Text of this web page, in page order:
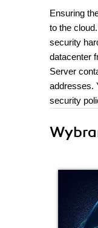
Ensuring
to the
security
datacenter
Server
addresses.
security